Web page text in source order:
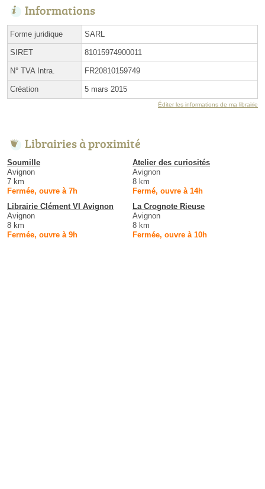
Informations
Forme juridique SARL
SIRET 81015974900011
N° TVA Intra. FR20810159749
Création 5 mars 2015
Éditer les informations de ma librairie
Librairies à proximité
Soumille
Avignon
7 km
Fermée, ouvre à 7h
Atelier des curiosités
Avignon
8 km
Fermé, ouvre à 14h
Librairie Clément VI Avignon
Avignon
8 km
Fermée, ouvre à 9h
La Crognote Rieuse
Avignon
8 km
Fermée, ouvre à 10h